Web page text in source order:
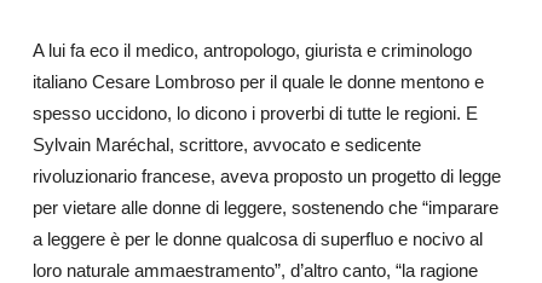
A lui fa eco il medico, antropologo, giurista e criminologo
italiano Cesare Lombroso per il quale le donne mentono e
spesso uccidono, lo dicono i proverbi di tutte le regioni. E
Sylvain Maréchal, scrittore, avvocato e sedicente
rivoluzionario francese, aveva proposto un progetto di legge
per vietare alle donne di leggere, sostenendo che “imparare
a leggere è per le donne qualcosa di superfluo e nocivo al
loro naturale ammaestramento”, d’altro canto, “la ragione